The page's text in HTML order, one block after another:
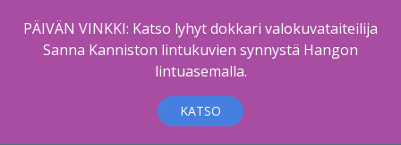
PÄIVÄN VINKKI: Katso lyhyt dokkari valokuvataiteilija
Sanna Kanniston lintukuvien synnystä Hangon
lintuasemalla.
KATSO